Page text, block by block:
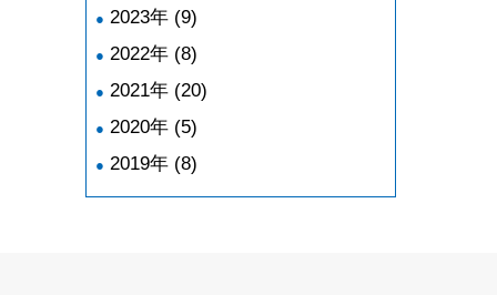
2023年 (9)
2022年 (8)
2021年 (20)
2020年 (5)
2019年 (8)